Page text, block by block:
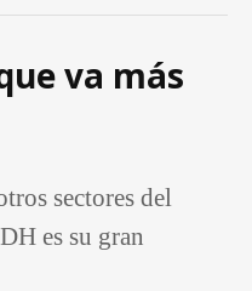
va más
sectores del
es su gran